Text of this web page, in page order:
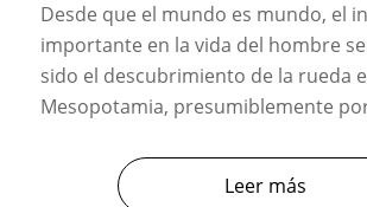
Desde que el mundo es mundo, el
importante en la vida del hombre
sido el descubrimiento de la rueda
Mesopotamia, presumiblemente
Leer más